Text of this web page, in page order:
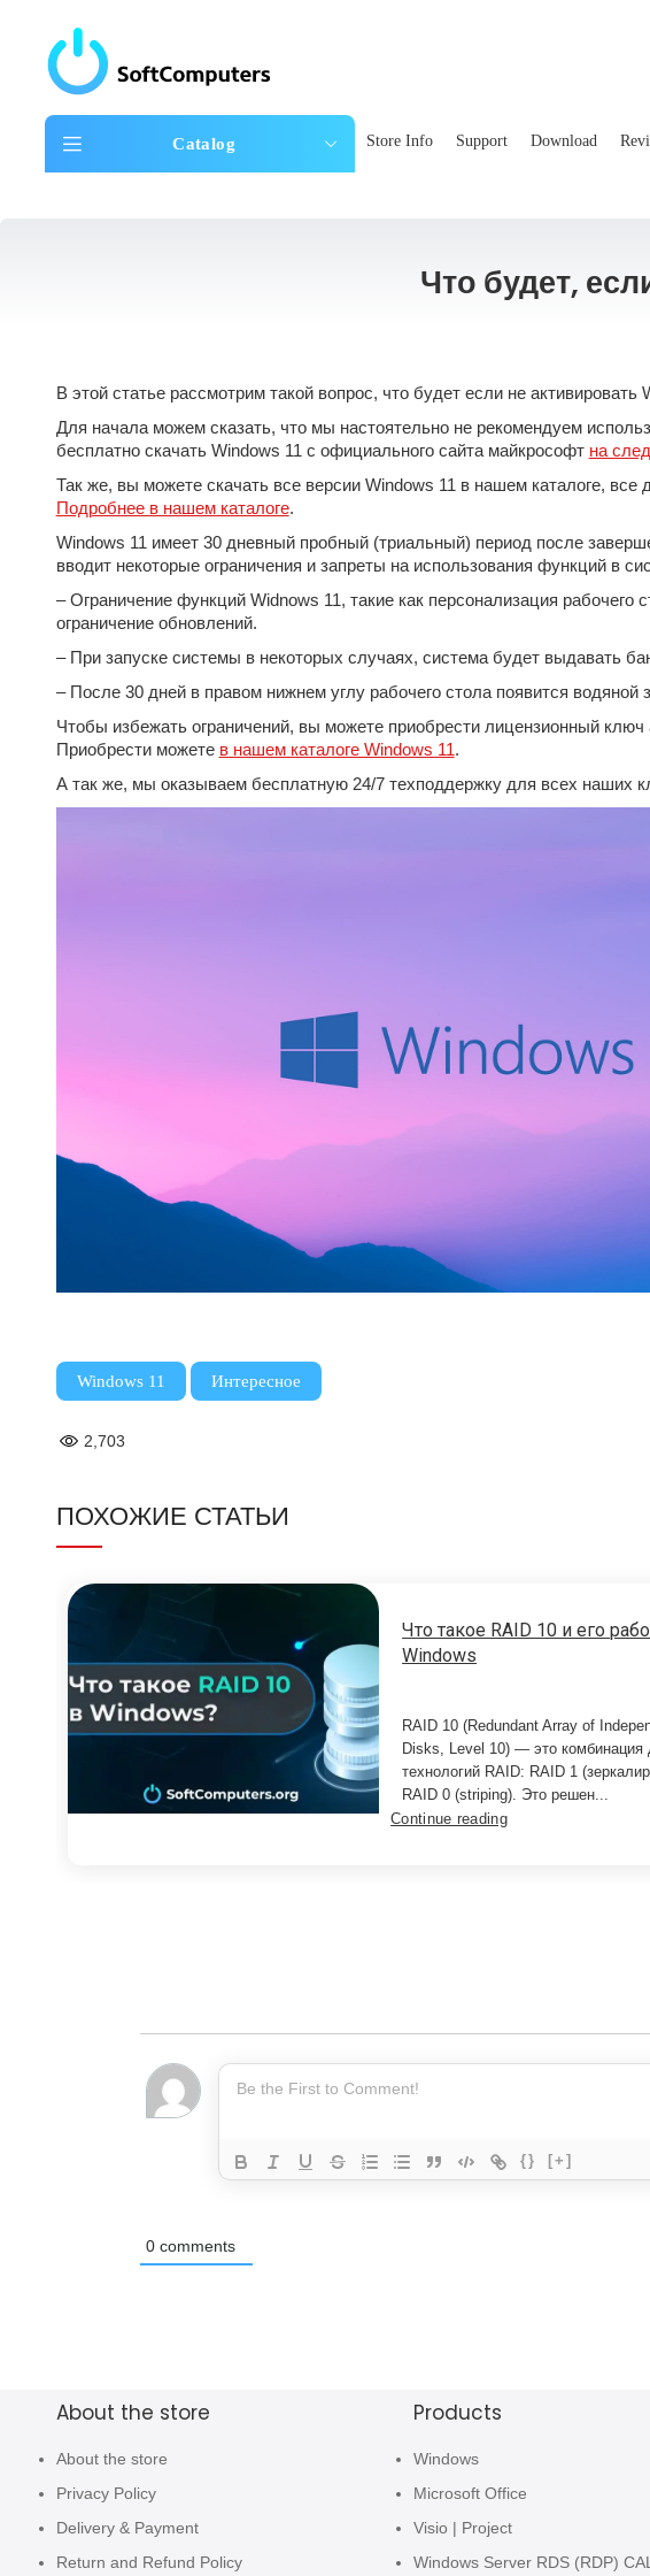
Catalog Store Info Support Download
Что будет,
В этой статье рассмотрим такой вопрос, что будет если не
Для начала можем сказать, что мы настоятельно не рекомендуем
бесплатно скачать Windows 11 с официального сайта майкрософт на
Так же, вы можете скачать все версии Windows 11 в нашем каталоге,
Подробнее в нашем каталоге.
Windows 11 имеет 30 дневный пробный (триальный) период после
вводит некоторые ограничения и запреты на использования функций в
– Ограничение функций Widnows 11, такие как персонализация
ограничение обновлений.
– При запуске системы в некоторых случаях, система будет выдавать
– После 30 дней в правом нижнем углу рабочего стола появится
Чтобы избежать ограничений, вы можете приобрести лицензионный ключ
Приобрести можете в нашем каталоге Windows 11.
А так же, мы оказываем бесплатную 24/7 техподдержку для всех наших
Windows 11 , Интересное
2,703
ПОХОЖИЕ СТАТЬИ
Что такое RAID 10 и его
Windows
RAID 10 (Redundant Array of
Disks, Level 10) — это комбинация
технологий RAID: RAID 1
RAID 0 (striping). Это решен...
Continue reading
{} [+]
0comments
About the store
About the store
Privacy Policy
Delivery & Payment
Return and Refund Policy
Products
Windows
Microsoft Office
Visio | Project
Windows Server RDS (RDP) CAL